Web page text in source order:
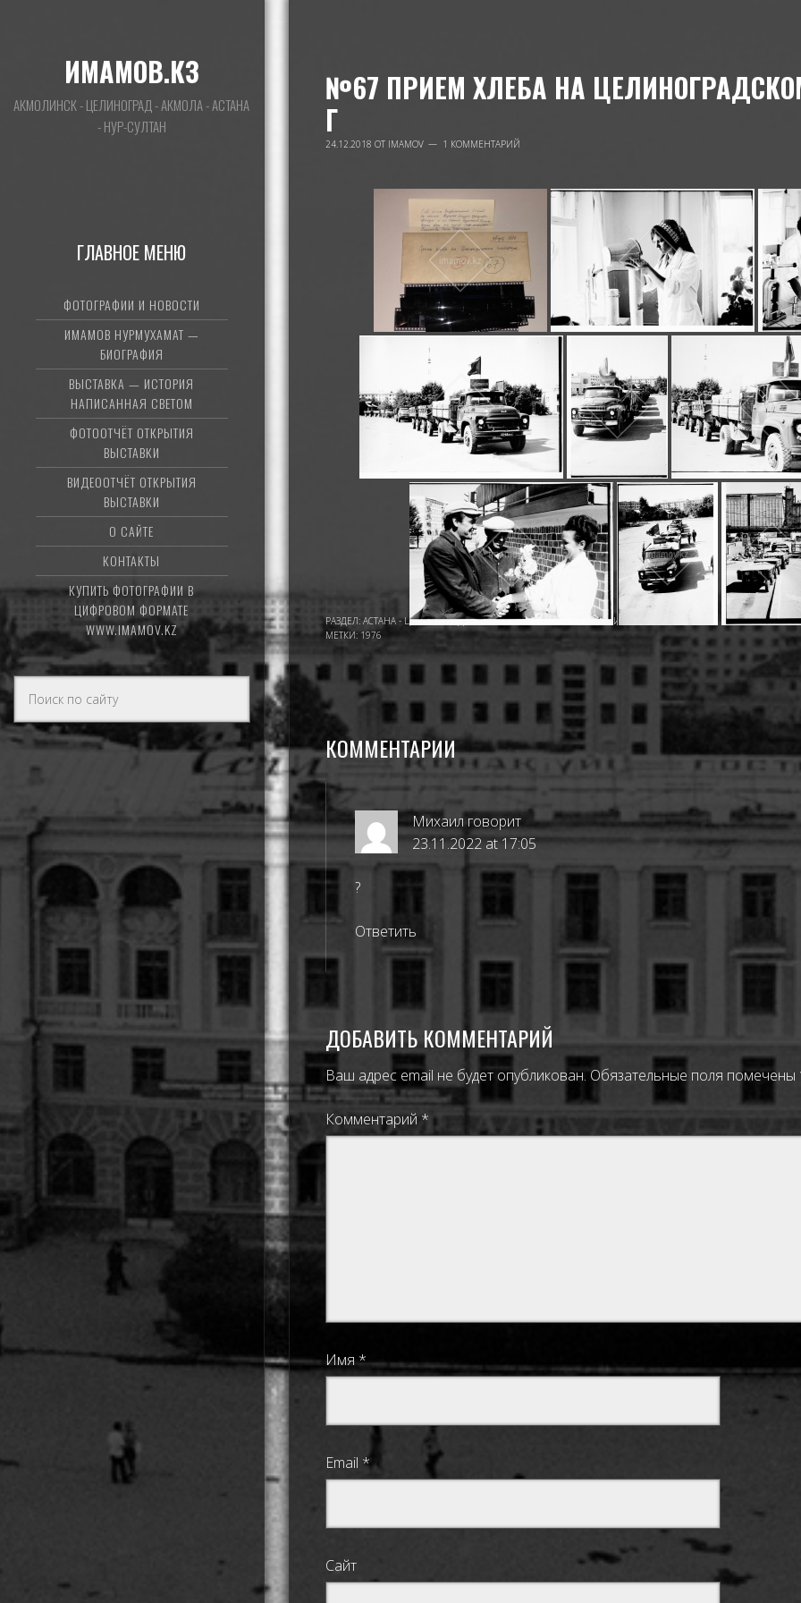
ИМАМОВ.КЗ
АКМОЛИНСК - ЦЕЛИНОГРАД - АКМОЛА - АСТАНА
- НУР-СУЛТАН
ГЛАВНОЕ МЕНЮ
ФОТОГРАФИИ И НОВОСТИ
ИМАМОВ НУРМУХАМАТ —
БИОГРАФИЯ
ВЫСТАВКА — ИСТОРИЯ
НАПИСАННАЯ СВЕТОМ
ФОТООТЧЁТ ОТКРЫТИЯ
ВЫСТАВКИ
ВИДЕООТЧЁТ ОТКРЫТИЯ
ВЫСТАВКИ
О САЙТЕ
КОНТАКТЫ
КУПИТЬ ФОТОГРАФИИ В
ЦИФРОВОМ ФОРМАТЕ
WWW.IMAMOV.KZ
№67 ПРИЕМ ХЛЕБА НА
Г
24.12.2018 ОТ IMAMOV 1 КОММЕНТАРИЙ
РАЗДЕЛ: АСТАНА - ЦЕЛИНОГРАД,ИМАМОВ НУРМУХАМАТ ИМАМОВИЧ
МЕТКИ: 1976
КОММЕНТАРИИ
Михаил говорит
23.11.2022 at 17:05
?
Ответить
ДОБАВИТЬ КОММЕНТАРИЙ
Ваш адрес email не будет опубликован. Обязательные поля помечены
Комментарий *
Имя*
Email *
Сайт